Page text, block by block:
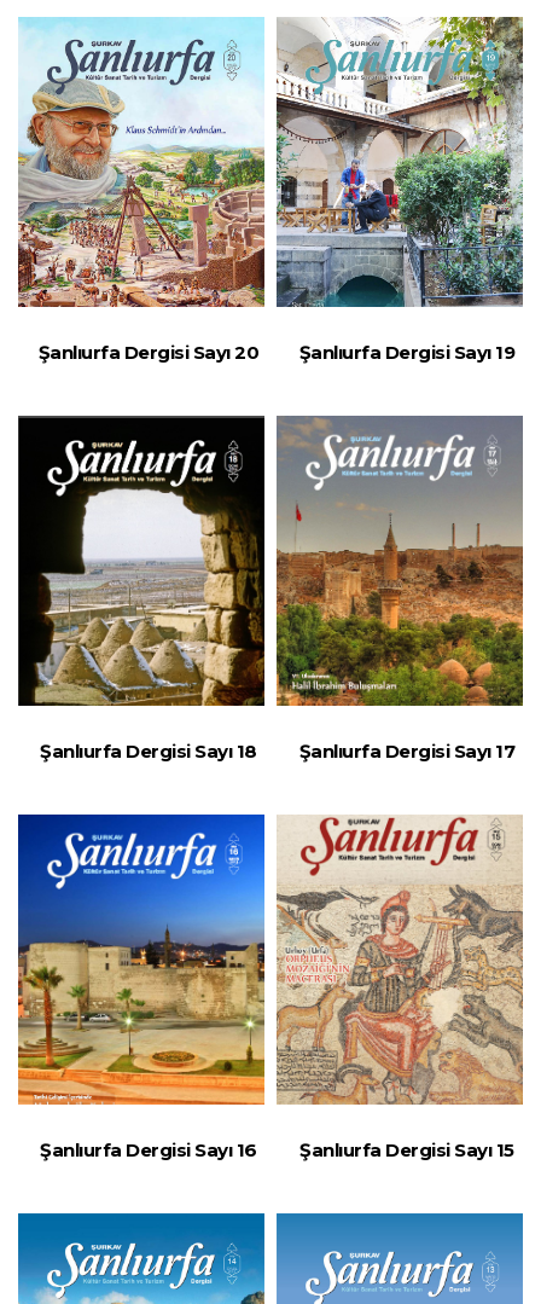
Şanlıurfa Dergisi Sayı 20 Şanlıurfa Dergisi Sayı 19
Şanlıurfa Dergisi Sayı 18 Şanlıurfa Dergisi Sayı 17
Şanlıurfa Dergisi Sayı 16 Şanlıurfa Dergisi Sayı 15